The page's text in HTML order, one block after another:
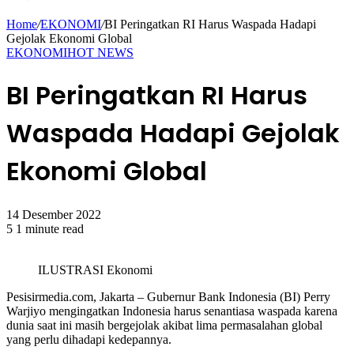
Home/EKONOMI/BI Peringatkan RI Harus Waspada Hadapi
Gejolak Ekonomi Global
EKONOMIHOT NEWS
BI Peringatkan RI Harus
Waspada Hadapi Gejolak
Ekonomi Global
14 Desember 2022
5 1 minute read
ILUSTRASI Ekonomi
Pesisirmedia.com, Jakarta – Gubernur Bank Indonesia (BI) Perry
Warjiyo mengingatkan Indonesia harus senantiasa waspada karena
dunia saat ini masih bergejolak akibat lima permasalahan global
yang perlu dihadapi kedepannya.